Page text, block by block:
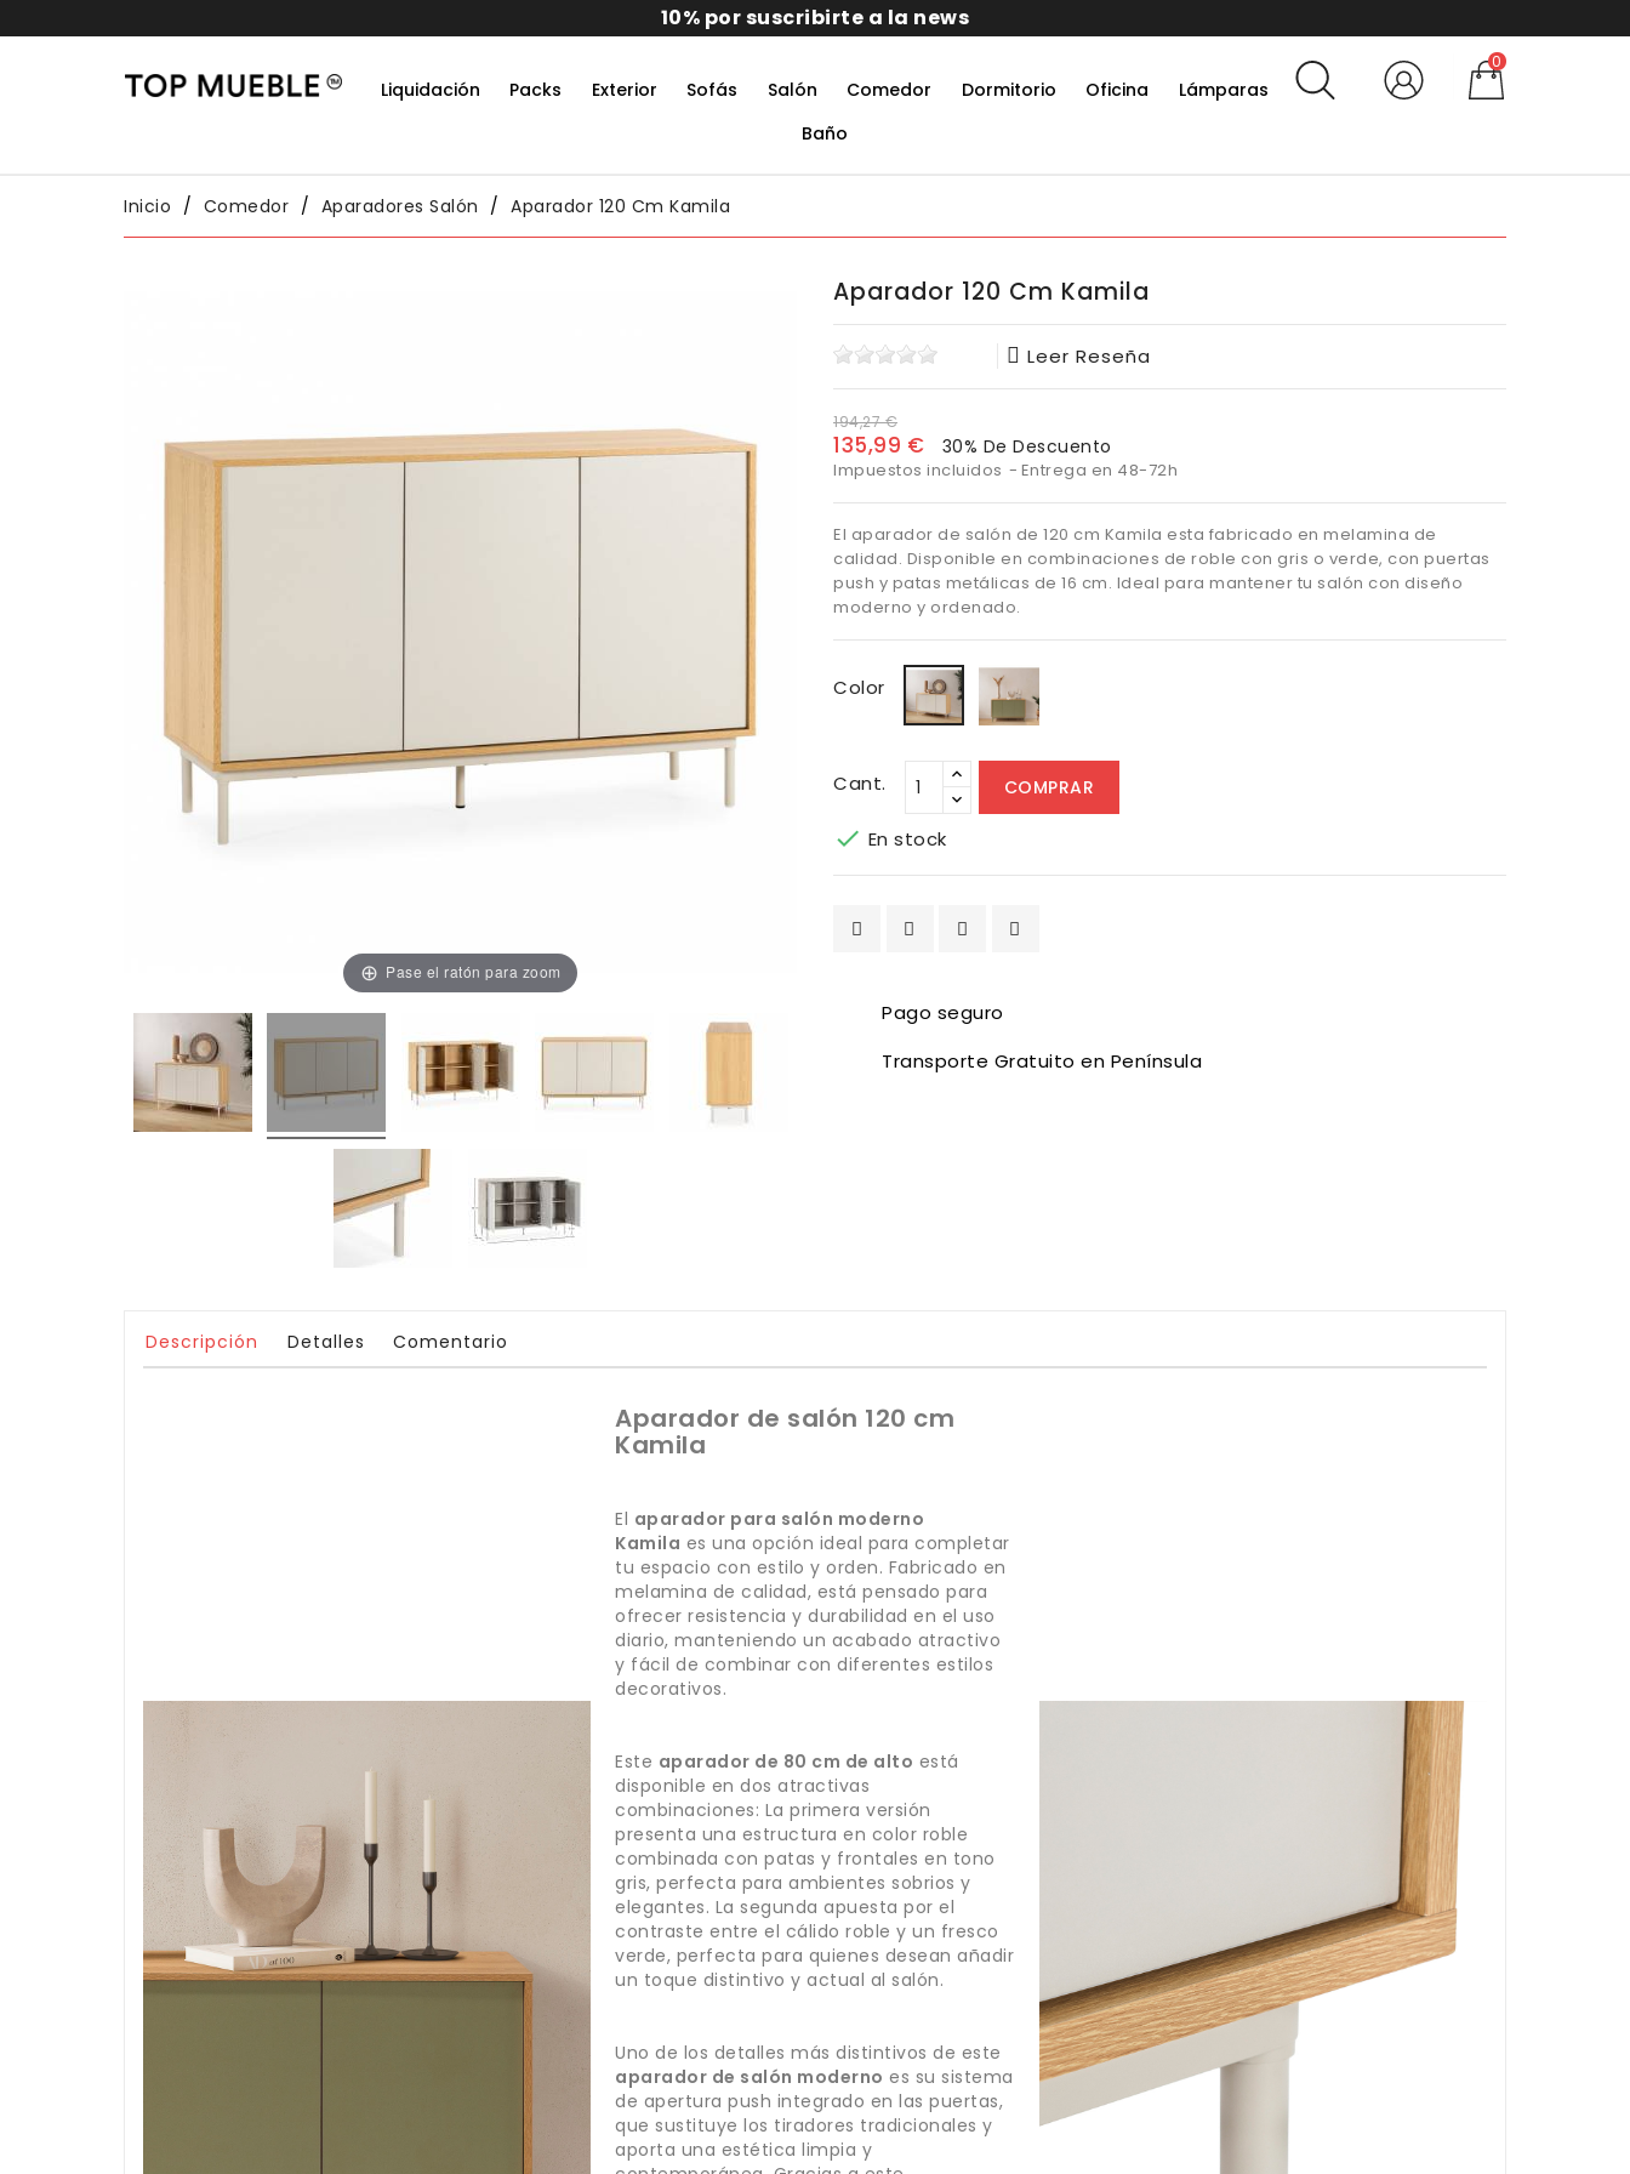
10% por suscribirte a la news
Liquidación Packs Exterior Sofás Salón Comedor Dormitorio Oficina
Lámparas
Baño
0
Inicio Comedor Aparadores Salón Aparador 120 Cm Kamila
Pase el ratón para zoom
Aparador 120 Cm Kamila
Leer Reseña
194,27 €
135,99 € 30% De Descuento
Impuestos incluidos Entrega en 48-72h
El aparador de salón de 120 cm Kamila esta fabricado en melamina de
calidad. Disponible en combinaciones de roble con gris o verde, con puertas
push y patas metálicas de 16 cm. Ideal para mantener tu salón con diseño
moderno y ordenado.
Color Roble/GrisRoble/Verde
Cant. COMPRAR
 En stock
Pago seguro
Transporte Gratuito en Península
Descripción Detalles Comentario
Aparador de salón 120 cm
Kamila
El aparador para salón moderno
Kamila es una opción ideal para completar
tu espacio con estilo y orden. Fabricado en
melamina de calidad, está pensado para
ofrecer resistencia y durabilidad en el uso
diario, manteniendo un acabado atractivo
y fácil de combinar con diferentes estilos
decorativos.
Este aparador de 80 cm de alto está
disponible en dos atractivas
combinaciones: La primera versión
presenta una estructura en color roble
combinada con patas y frontales en tono
gris, perfecta para ambientes sobrios y
elegantes. La segunda apuesta por el
contraste entre el cálido roble y un fresco
verde, perfecta para quienes desean añadir
un toque distintivo y actual al salón.
Uno de los detalles más distintivos de este
aparador de salón moderno es su sistema
de apertura push integrado en las puertas,
que sustituye los tiradores tradicionales y
aporta una estética limpia y